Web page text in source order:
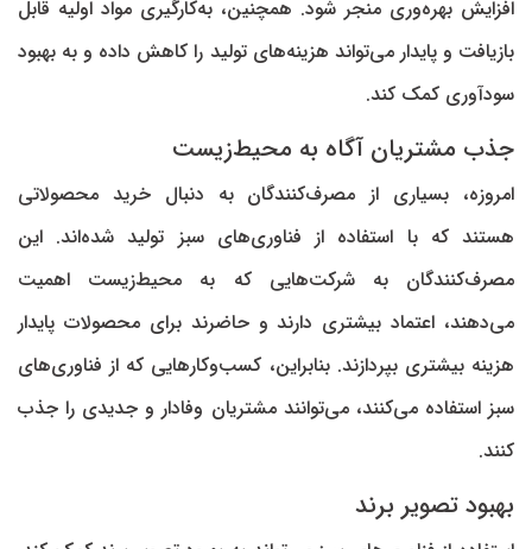
افزایش بهره‌وری منجر شود. همچنین، به‌کارگیری مواد اولیه قابل
بازیافت و پایدار می‌تواند هزینه‌های تولید را کاهش داده و به بهبود
سودآوری کمک کند.
جذب مشتریان آگاه به محیط‌زیست
امروزه، بسیاری از مصرف‌کنندگان به دنبال خرید محصولاتی
هستند که با استفاده از فناوری‌های سبز تولید شده‌اند. این
مصرف‌کنندگان به شرکت‌هایی که به محیط‌زیست اهمیت
می‌دهند، اعتماد بیشتری دارند و حاضرند برای محصولات پایدار
هزینه بیشتری بپردازند. بنابراین، کسب‌وکار‌هایی که از فناوری‌های
سبز استفاده می‌کنند، می‌توانند مشتریان وفادار و جدیدی را جذب
کنند.
بهبود تصویر برند